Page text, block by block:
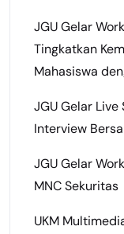
JGU Gelar
Tingkatkan
Mahasiswa
JGU Gelar
Interview
JGU Gelar
MNC Sekuritas
UKM